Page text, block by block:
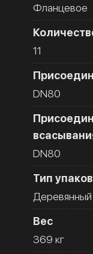
Фланцевое
11
DN80
DN80
Тип
Вес
369 кг